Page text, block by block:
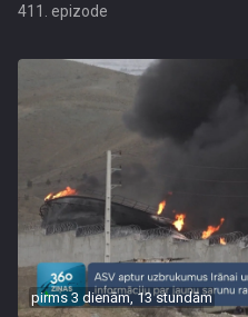
411. epizode
pirms 3 dienām, 13 stundām